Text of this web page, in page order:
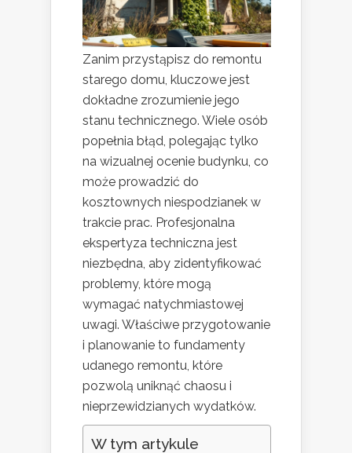
Zanim przystąpisz do remontu
starego domu, kluczowe jest
dokładne zrozumienie jego
stanu technicznego. Wiele osób
popełnia błąd, polegając tylko
na wizualnej ocenie budynku, co
może prowadzić do
kosztownych niespodzianek w
trakcie prac. Profesjonalna
ekspertyza techniczna jest
niezbędna, aby zidentyfikować
problemy, które mogą
wymagać natychmiastowej
uwagi. Właściwe przygotowanie
i planowanie to fundamenty
udanego remontu, które
pozwolą uniknąć chaosu i
nieprzewidzianych wydatków.
W tym artykule